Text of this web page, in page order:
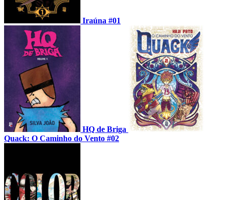
Iraúna #01
HQ de Briga
Quack: O Caminho do Vento #02